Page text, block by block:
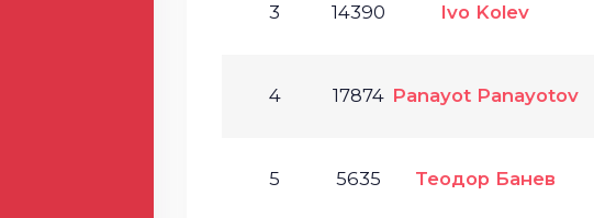
3 14390 Ivo Kolev
4 17874 Panayot Panayotov
5 5635 Теодор Банев